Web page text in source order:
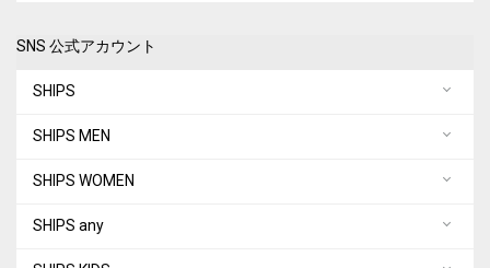
SNS 公式アカウント
SHIPS
SHIPS MEN
SHIPS WOMEN
SHIPS any